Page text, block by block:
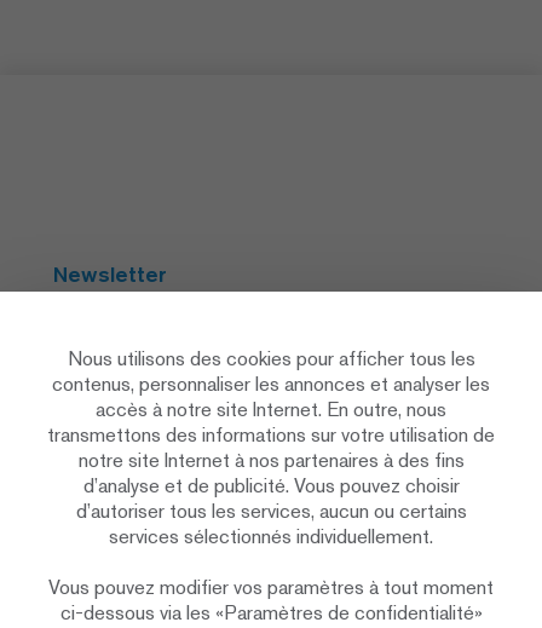
Newsletter
Social Media
Déclaration de protection des données
Nous utilisons des cookies pour afficher tous les
contenus, personnaliser les annonces et analyser les
accès à notre site Internet. En outre, nous
transmettons des informations sur votre utilisation de
notre site Internet à nos partenaires à des fins
d’analyse et de publicité. Vous pouvez choisir
d’autoriser tous les services, aucun ou certains
services sélectionnés individuellement.
Vous pouvez modifier vos paramètres à tout moment
ci-dessous via les «Paramètres de confidentialité»